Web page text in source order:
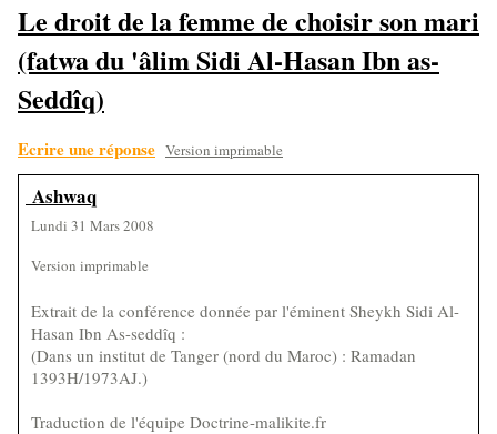
Le droit de la femme de choisir son mari
(fatwa du 'âlim Sidi Al-Hasan Ibn as-
Seddîq)
Ecrire une réponse Version imprimable
Ashwaq
Lundi 31 Mars 2008
Version imprimable
Extrait de la conférence donnée par l'éminent Sheykh Sidi Al-
Hasan Ibn As-seddîq :
(Dans un institut de Tanger (nord du Maroc) : Ramadan
1393H/1973AJ.)
Traduction de l'équipe Doctrine-malikite.fr